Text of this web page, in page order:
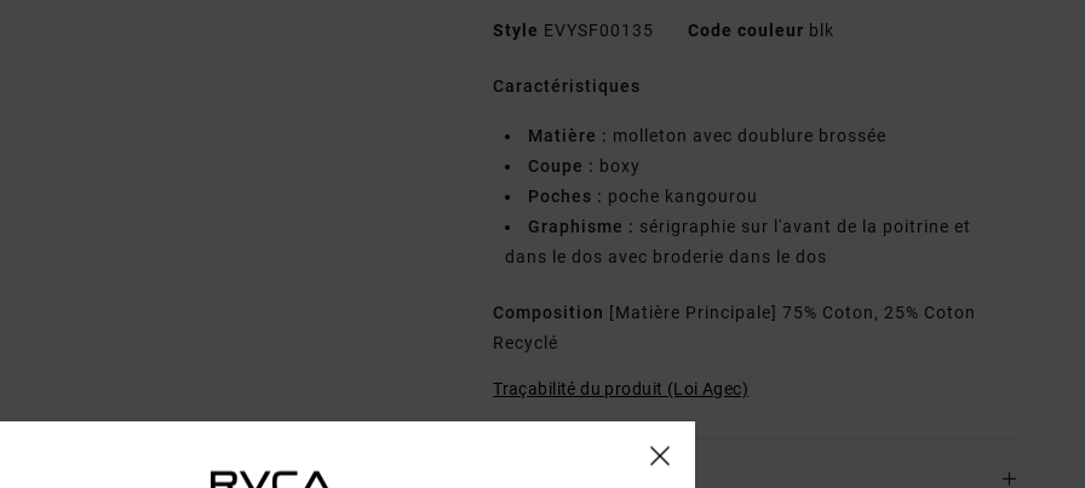
Style EVYSF00135 Code couleur blk
Caractéristiques
Matière : molleton avec doublure brossée
Coupe : boxy
Poches : poche kangourou
Graphisme : sérigraphie sur l'avant de la poitrine et
dans le dos avec broderie dans le dos
Composition [Matière Principale] 75% Coton, 25% Coton
Recyclé
Traçabilité du produit (Loi Agec)